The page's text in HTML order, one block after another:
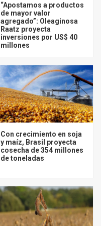
“Apostamos a productos
de mayor valor
agregado”: Oleaginosa
Raatz proyecta
inversiones por US$ 40
millones
Con crecimiento en soja
y maíz, Brasil proyecta
cosecha de 354 millones
de toneladas